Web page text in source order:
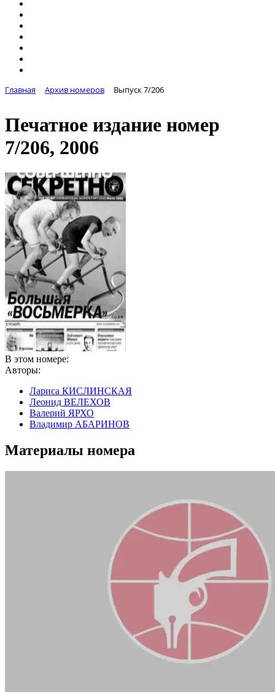
Главная Архив номеров Выпуск 7/206
Печатное издание номер
7/206, 2006
В этом номере:
Авторы:
Лариса КИСЛИНСКАЯ
Леонид ВЕЛЕХОВ
Валерий ЯРХО
Владимир АБАРИНОВ
Материалы номера